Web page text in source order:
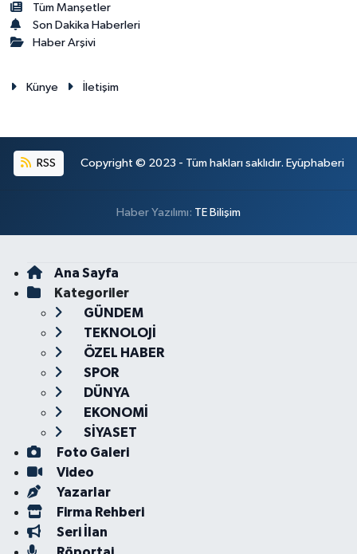
Tüm Manşetler
Son Dakika Haberleri
Haber Arşivi
Künye İletişim
RSS Copyright © 2023 - Tüm hakları saklıdır. Eyüphaberi
Haber Yazılımı: TE Bilişim
Ana Sayfa
Kategoriler
GÜNDEM
TEKNOLOJİ
ÖZEL HABER
SPOR
DÜNYA
EKONOMİ
SİYASET
Foto Galeri
Video
Yazarlar
Firma Rehberi
Seri İlan